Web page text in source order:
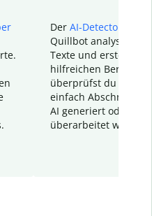
Der AI-Detector
Quillbot analysiert
Texte und erstellt
hilfreichen Bericht.
überprüfst du
einfach Abschnitte,
AI generiert oder
überarbeitet wurden.